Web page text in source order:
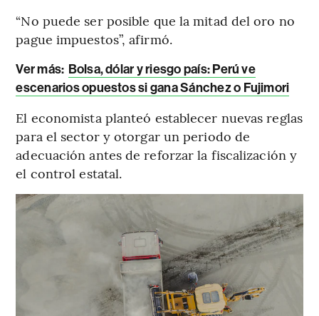
“No puede ser posible que la mitad del oro no
pague impuestos”, afirmó.
Ver más: Bolsa, dólar y riesgo país: Perú ve
escenarios opuestos si gana Sánchez o Fujimori
El economista planteó establecer nuevas reglas
para el sector y otorgar un periodo de
adecuación antes de reforzar la fiscalización y
el control estatal.